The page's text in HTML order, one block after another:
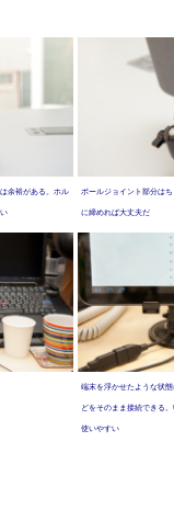
余裕がある。ホル ボールジョイント部分は
に締めれば大丈夫だ
端末を浮かせたような状
どをそのまま接続できる
使いやすい